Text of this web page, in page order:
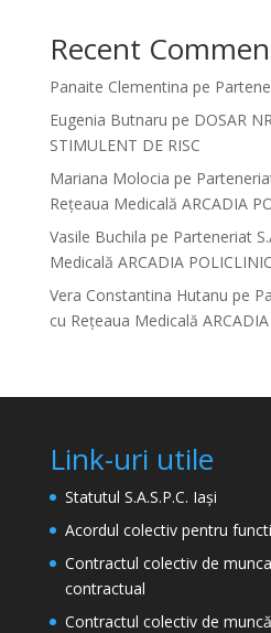
Recent
Panaite Clementina pe
Eugenia Butnaru pe DOSAR
STIMULENT DE RISC
Mariana Molocia pe
Rețeaua Medicală ARCADIA
Vasile Buchila pe Parteneriat
Medicală ARCADIA POLICLINIC
Vera Constantina Hutanu pe
cu Rețeaua Medicală
Link-uri utile
Statutul S.A.S.P.C. Iași
Acordul colectiv pentru
Contractul colectiv de
contractual
Contractul colectiv de